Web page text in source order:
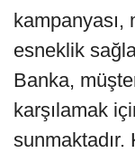
kampanyası,
esneklik
Banka,
karşılamak
sunmaktadır.